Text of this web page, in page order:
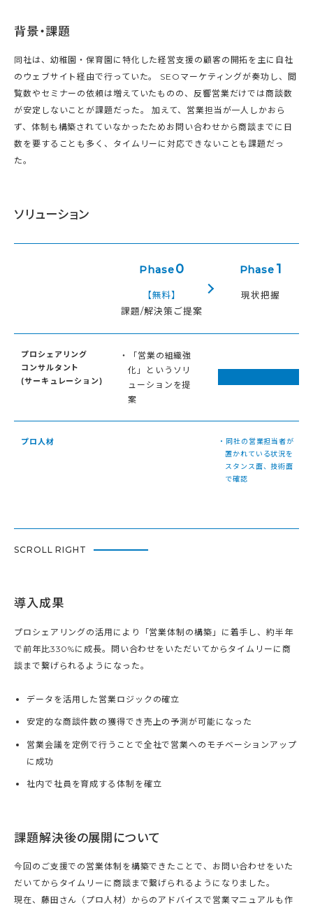
背景・課題
同社は、幼稚園・保育園に特化した経営支援の顧客の開拓を主に自社
のウェブサイト経由で行っていた。 SEOマーケティングが奏功し、閲
覧数やセミナーの依頼は増えていたものの、反響営業だけでは商談数
が安定しないことが課題だった。 加えて、営業担当が一人しかおら
ず、体制も構築されていなかったためお問い合わせから商談までに日
数を要することも多く、タイムリーに対応できないことも課題だっ
た。
ソリューション
Phase0
【無料】
課題/解決策ご提案
Phase 1
現状把握
プロシェアリング
コンサルタント
(サーキュレーション)
・「営業の組織強
化」というソリ
ューションを提
案
プロ人材
・同社の営業担当者が
置かれている状況を
スタンス面、技術面
で確認
SCROLL RIGHT
導入成果
プロシェアリングの活用により「営業体制の構築」に着手し、約半年
で前年比330%に成長。問い合わせをいただいてからタイムリーに商
談まで繋げられるようになった。
データを活用した営業ロジックの確立
安定的な商談件数の獲得でき売上の予測が可能になった
営業会議を定例で行うことで全社で営業へのモチベーションアップ
に成功
社内で社員を育成する体制を確立
課題解決後の展開について
今回のご支援での営業体制を構築できたことで、お問い合わせをいた
だいてからタイムリーに商談まで繋げられるようになりました。
現在、藤田さん（プロ人材）からのアドバイスで営業マニュアルも作